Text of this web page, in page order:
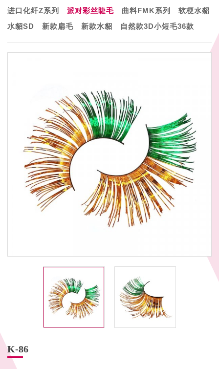
进口化纤Z系列
派对彩丝睫毛 曲料FMK系列
软梗水貂
水貂SD
新款扁毛 新款水貂 自然款3D小短毛36款
K-86